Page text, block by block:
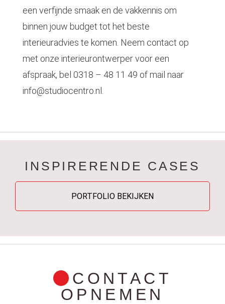
een verfijnde smaak en de vakkennis om
binnen jouw budget tot het beste
interieuradvies te komen. Neem contact op
met onze interieurontwerper voor een
afspraak, bel 0318 – 48 11 49 of mail naar
info@studiocentro.nl
INSPIRERENDE CASES
PORTFOLIO BEKIJKEN
CONTACT
OPNEMEN